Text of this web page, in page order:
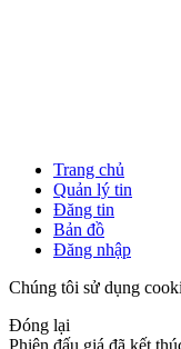
Trang chủ
Quản lý tin
Đăng tin
Bản đồ
Đăng nhập
Chúng tôi sử dụng
Đóng lại